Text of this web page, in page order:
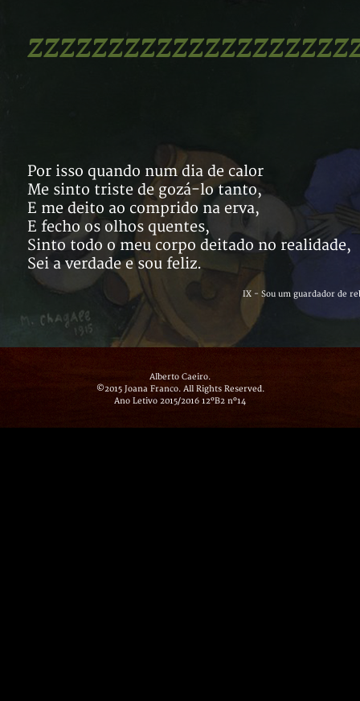
Por isso quando num dia de calor
Me sinto triste de gozá-lo tanto,
E me deito ao comprido na erva,
E fecho os olhos quentes,
Sinto todo o meu corpo deitado no realidade,
Sei a verdade e sou feliz.
IX - Sou um guardador de
Alberto Caeiro.
©2015 Joana Franco. All Rights Reserved.
Ano Letivo 2015/2016 12ºB2 nº14